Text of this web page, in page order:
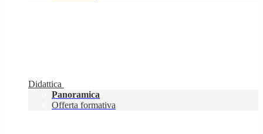
Didattica
Panoramica
Offerta formativa